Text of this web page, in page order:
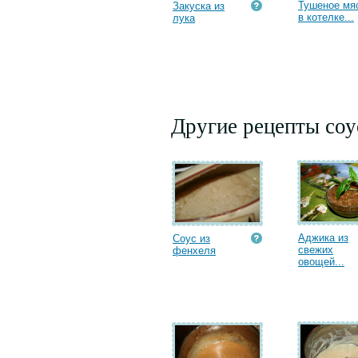
Закуска из
лука
Тушеное
в котелке...
Другие рецепты
Соус из
фенхеля
Аджика из
свежих
овощей...